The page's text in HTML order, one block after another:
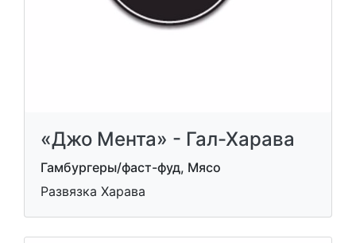
«Джо Мента» - Гал-Харава
Гамбургеры/фаст-фуд, Мясо
Развязка Харава